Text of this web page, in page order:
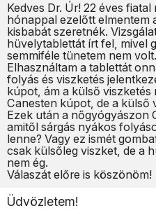
Kedves Dr. Úr! 22 éves
hónappal ezelőtt
kisbabát szeretnék.
hüvelytablettát írt fel, mivel
semmiféle tünetem nem
Elhasználtam a tablettát
folyás és viszketés
kúpot, ám a külső viszketés
Canesten kúpot, de a külső
Ezek után a nőgyógyászon
amitől sárgás nyákos
lenne? Vagy ez ismét
csak külsőleg viszket, de a
nem ég.
Válaszát előre is köszönöm!
Üdvözletem!